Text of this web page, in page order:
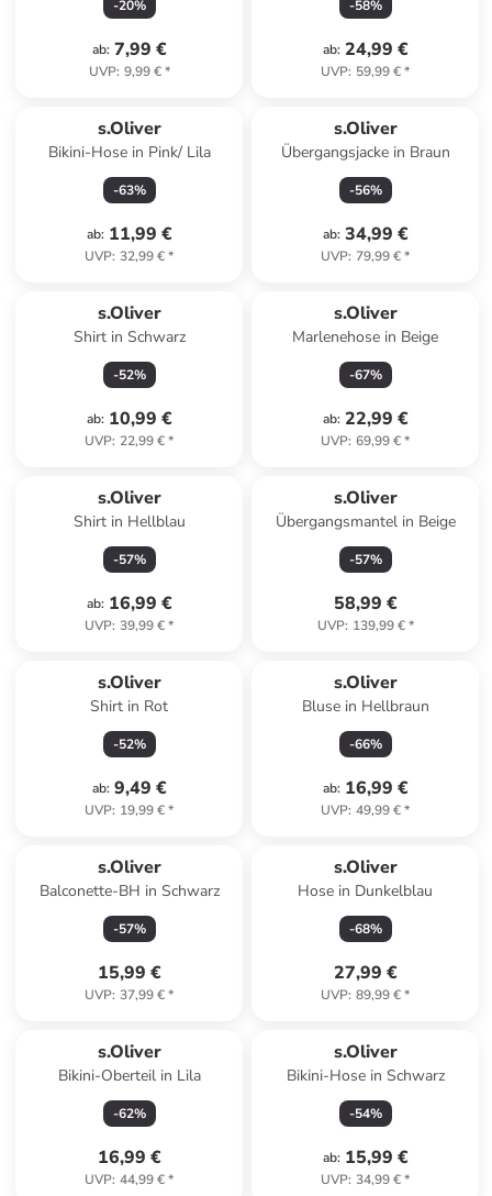
-20%
ab: 7,99 €
UVP: 9,99 €*
-58%
ab: 24,99 €
UVP: 59,99 €*
s.Oliver
Bikini-Hose in Pink/ Lila
-63%
ab: 11,99 €
UVP: 32,99 €*
s.Oliver
Übergangsjacke in Braun
-56%
ab: 34,99 €
UVP: 79,99 €*
s.Oliver
Shirt in Schwarz
-52%
ab: 10,99 €
UVP: 22,99 €*
s.Oliver
Marlenehose in Beige
-67%
ab: 22,99 €
UVP: 69,99 €*
s.Oliver
Shirt in Hellblau
-57%
ab: 16,99 €
UVP: 39,99 €*
s.Oliver
Übergangsmantel in Beige
-57%
58,99 €
UVP: 139,99 €*
s.Oliver
Shirt in Rot
-52%
ab: 9,49 €
UVP: 19,99 €*
s.Oliver
Bluse in Hellbraun
-66%
ab: 16,99 €
UVP: 49,99 €*
s.Oliver
Balconette-BH in Schwarz
-57%
15,99 €
UVP: 37,99 €*
s.Oliver
Hose in Dunkelblau
-68%
27,99 €
UVP: 89,99 €*
s.Oliver
Bikini-Oberteil in Lila
-62%
16,99 €
UVP: 44,99 €*
s.Oliver
Bikini-Hose in Schwarz
-54%
ab: 15,99 €
UVP: 34,99 €*